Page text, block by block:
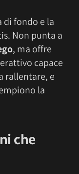
di fondo e la
Non punta a
, ma offre
capace
rallentare, e
la
che